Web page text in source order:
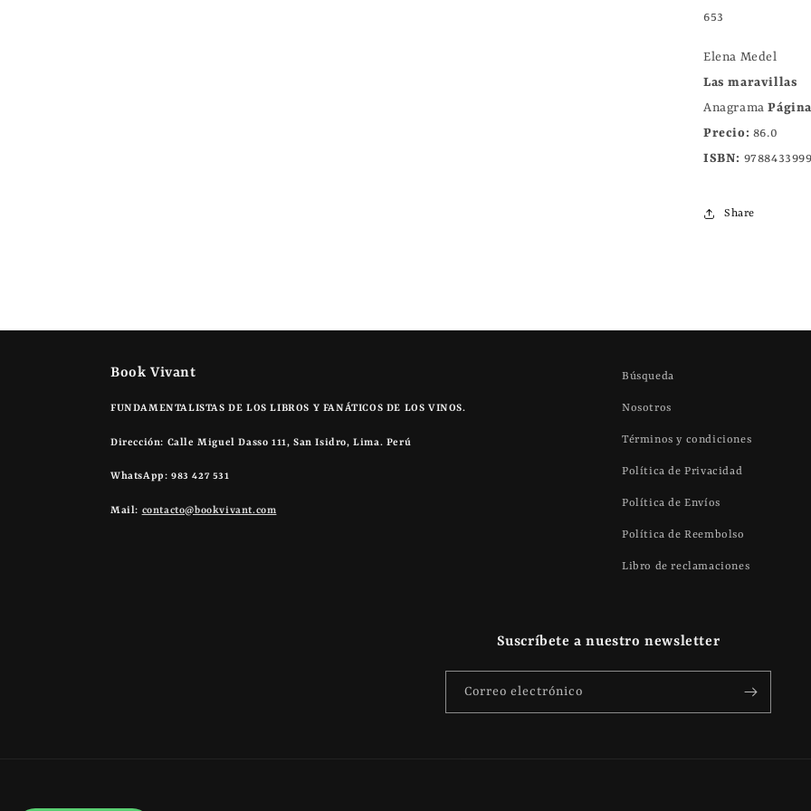
Elena Medel
Las maravillas
Anagrama
Precio: 86.0
ISBN:
Share
Book Vivant
FUNDAMENTALISTAS DE LOS LIBROS Y FANÁTICOS DE LOS VINOS.
Dirección: Calle Miguel Dasso 111, San Isidro, Lima. Perú
WhatsApp: 983 427 531
Mail: contacto@bookvivant.com
Búsqueda
Nosotros
Términos y condiciones
Política de Privacidad
Política de Envíos
Política de Reembolso
Libro de reclamaciones
Suscríbete a nuestro newsletter
Correo electrónico